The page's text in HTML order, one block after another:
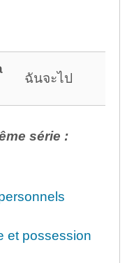
ฉันจะไป
série :
et possession